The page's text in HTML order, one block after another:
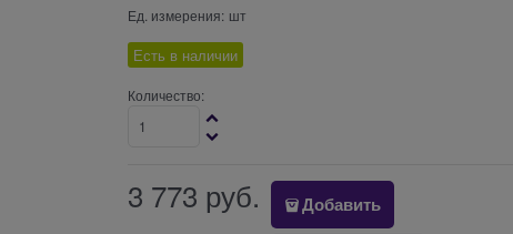
Ед. измерения: шт
Есть в наличии
Количество:
3 773 руб. Добавить